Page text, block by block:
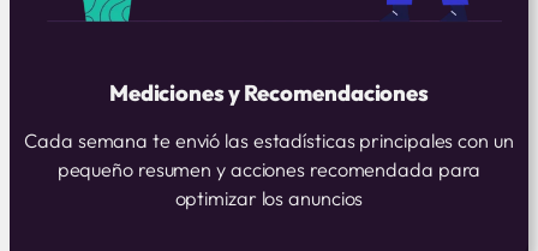
Mediciones y Recomendaciones
Cada semana te envió las estadísticas principales con un
pequeño resumen y acciones recomendada para
optimizar los anuncios